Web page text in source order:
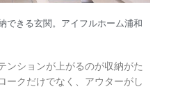
できる玄関。アイフルホーム浦和
ンションが上がるのが収納がた
ークだけでなく、アウターがし